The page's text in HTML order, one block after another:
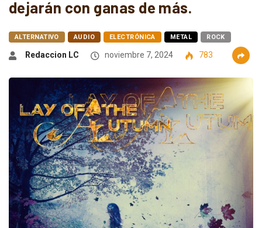
dejarán con ganas de más.
ALTERNATIVO AUDIO ELECTRÓNICA METAL ROCK
Redaccion LC noviembre 7, 2024 783